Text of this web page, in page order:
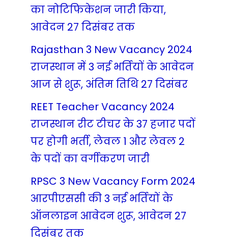
का नोटिफिकेशन जारी किया,
आवेदन 27 दिसंबर तक
Rajasthan 3 New Vacancy 2024
राजस्थान में 3 नई भर्तियों के आवेदन
आज से शुरू, अंतिम तिथि 27 दिसंबर
REET Teacher Vacancy 2024
राजस्थान रीट टीचर के 37 हजार पदों
पर होगी भर्ती, लेवल 1 और लेवल 2
के पदों का वर्गीकरण जारी
RPSC 3 New Vacancy Form 2024
आरपीएससी की 3 नई भर्तियों के
ऑनलाइन आवेदन शुरू, आवेदन 27
दिसंबर तक